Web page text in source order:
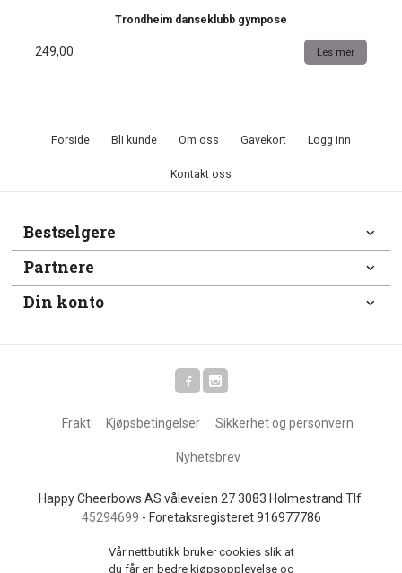
Trondheim danseklubb gympose
249,00 Les mer
Forside Bli kunde Om oss Gavekort Logg inn
Kontakt oss
Bestselgere
Partnere
Din konto
Frakt Kjøpsbetingelser Sikkerhet og personvern
Nyhetsbrev
Happy Cheerbows AS våleveien 27 3083 Holmestrand Tlf.
45294699 - Foretaksregisteret 916977786
Vår nettbutikk bruker cookies slik at
du får en bedre kjøpsopplevelse og